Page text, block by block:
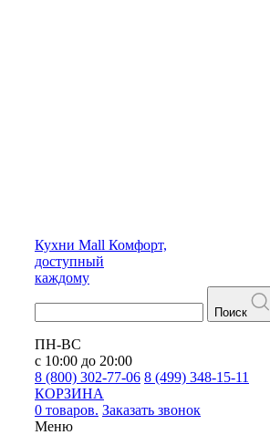
Кухни Mall Комфорт,
доступный
каждому
Поиск
ПН-ВС
с 10:00 до 20:00
8 (800) 302-77-06 8 (499) 348-15-11
КОРЗИНА
0 товаров. Заказать звонок
Меню